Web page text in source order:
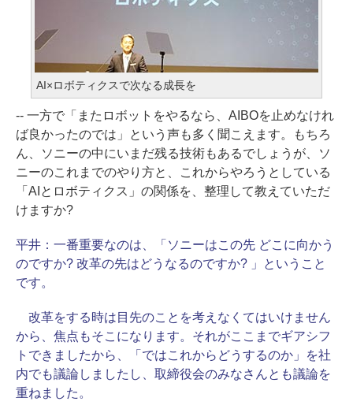
AI×ロボティクスで次なる成長を
-- 一方で「またロボットをやるなら、AIBOを止めなけれ
ば良かったのでは」という声も多く聞こえます。もちろ
ん、ソニーの中にいまだ残る技術もあるでしょうが、ソ
ニーのこれまでのやり方と、これからやろうとしている
「AIとロボティクス」の関係を、整理して教えていただ
けますか?
平井： 一番重要なのは、「ソニーはこの先 どこに向かう
のですか? 改革の先はどうなるのですか? 」ということ
です。
改革をする時は目先のことを考えなくてはいけません
から、焦点もそこになります。それがここまでギアシフ
トできましたから、「ではこれからどうするのか」を社
内でも議論しましたし、取締役会のみなさんとも議論を
重ねました。